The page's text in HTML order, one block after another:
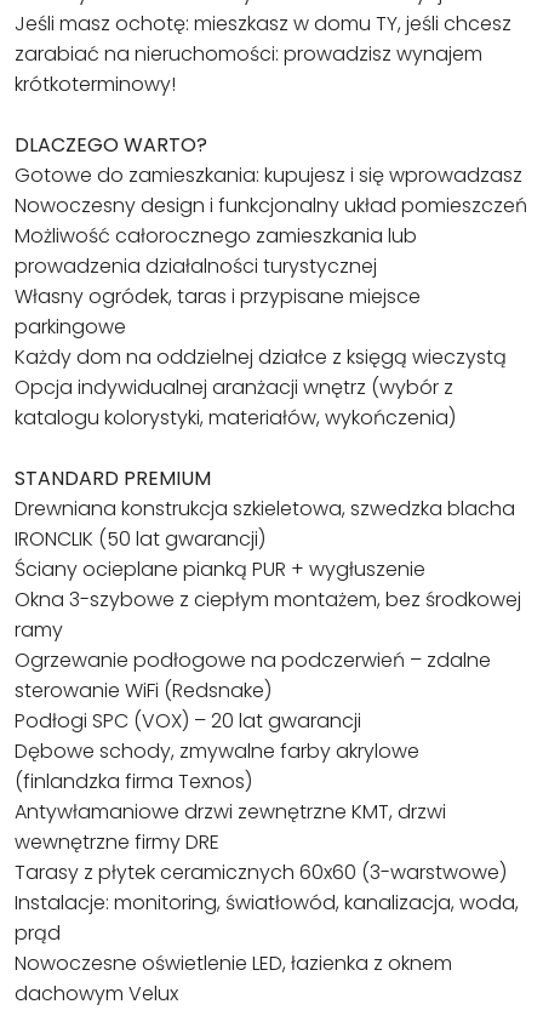
Jeśli masz ochotę: mieszkasz w domu TY, jeśli chcesz
zarabiać na nieruchomości: prowadzisz wynajem
krótkoterminowy!
DLACZEGO WARTO?
Gotowe do zamieszkania: kupujesz i się wprowadzasz
Nowoczesny design i funkcjonalny układ pomieszczeń
Możliwość całorocznego zamieszkania lub
prowadzenia działalności turystycznej
Własny ogródek, taras i przypisane miejsce
parkingowe
Każdy dom na oddzielnej działce z księgą wieczystą
Opcja indywidualnej aranżacji wnętrz (wybór z
katalogu kolorystyki, materiałów, wykończenia)
STANDARD PREMIUM
Drewniana konstrukcja szkieletowa, szwedzka blacha
IRONCLIK (50 lat gwarancji)
Ściany ocieplane pianką PUR + wygłuszenie
Okna 3-szybowe z ciepłym montażem, bez środkowej
ramy
Ogrzewanie podłogowe na podczerwień – zdalne
sterowanie WiFi (Redsnake)
Podłogi SPC (VOX) – 20 lat gwarancji
Dębowe schody, zmywalne farby akrylowe
(finlandzka firma Texnos)
Antywłamaniowe drzwi zewnętrzne KMT, drzwi
wewnętrzne firmy DRE
Tarasy z płytek ceramicznych 60x60 (3-warstwowe)
Instalacje: monitoring, światłowód, kanalizacja, woda,
prąd
Nowoczesne oświetlenie LED, łazienka z oknem
dachowym Velux